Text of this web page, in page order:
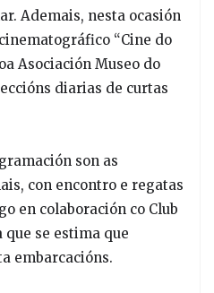
Ademais, nesta ocasión
“Cine do
Asociación Museo do
diarias de curtas
son as
con encontro e regatas
en colaboración co Club
que se estima que
embarcacións.